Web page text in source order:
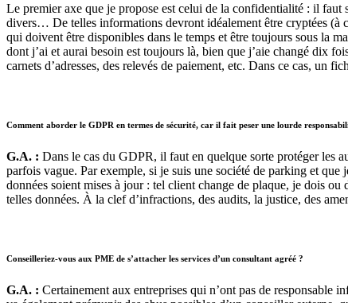
Le premier axe que je propose est celui de la confidentialité : il faut
divers… De telles informations devront idéalement être cryptées (à
qui doivent être disponibles dans le temps et être toujours sous la
dont j’ai et aurai besoin est toujours là, bien que j’aie changé dix
carnets d’adresses, des relevés de paiement, etc. Dans ce cas, un
Comment aborder le GDPR en termes de sécurité, car il fait peser une lourde
G.A. : Dans le cas du GDPR, il faut en quelque sorte protéger les
parfois vague. Par exemple, si je suis une société de parking et
données soient mises à jour : tel client change de plaque, je dois
telles données. À la clef d’infractions, des audits, la justice, des
Conseilleriez-vous aux PME de s’attacher les services d’un consultant agréé ?
G.A. : Certainement aux entreprises qui n’ont pas de responsable